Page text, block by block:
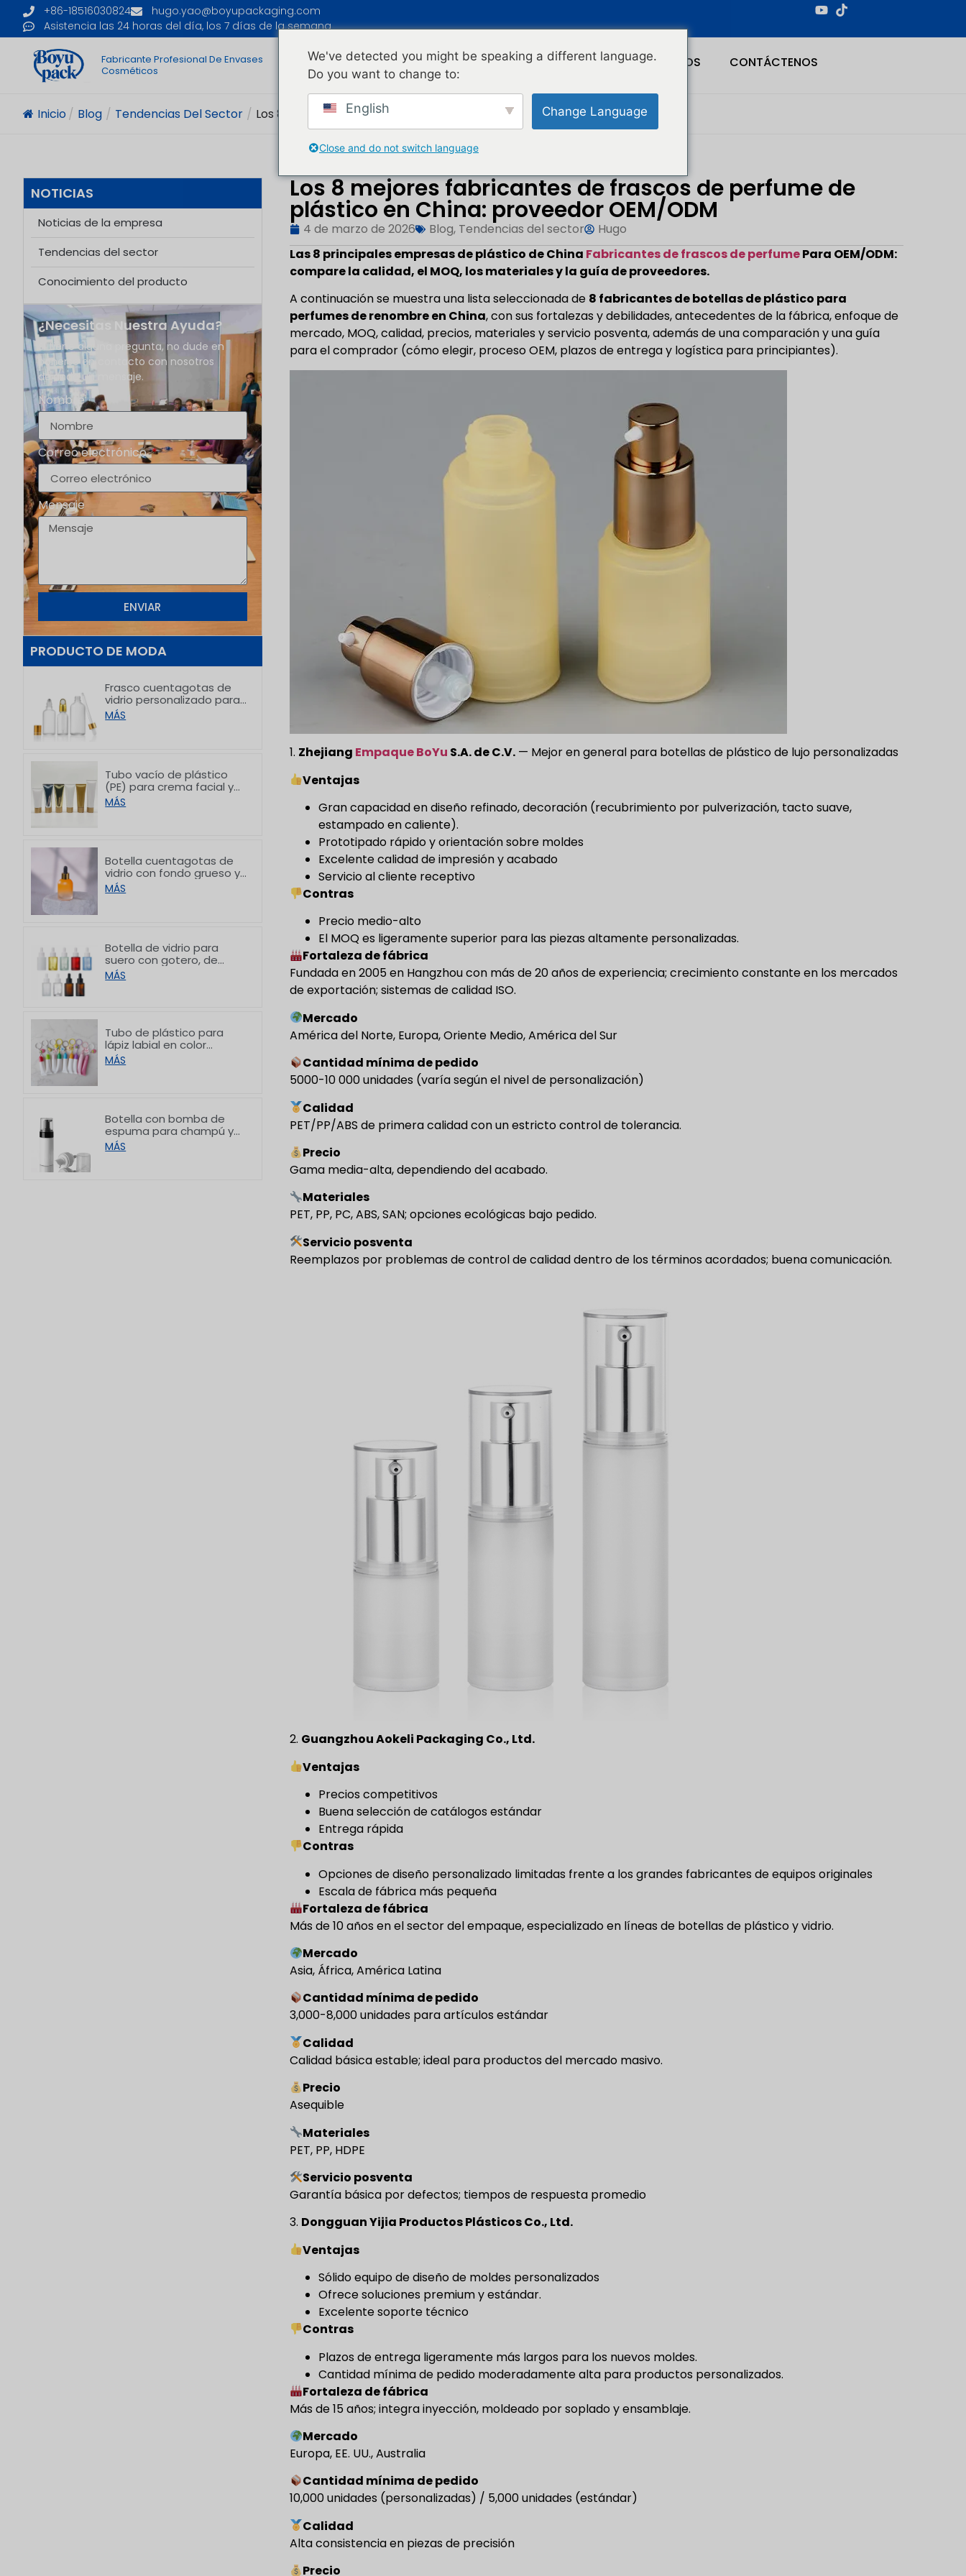
+86-18516030824
hugo.yao@boyupackaging.com
Asistencia las 24 horas del día, los 7 días de la semana
Fabricante Profesional De Envases
Cosméticos
INICIO PRODUCTOS BLOG ACERCA DE NOSOTROS CONTÁCTENOS
Inicio / Blog / Tendencias Del Sector / Los 8 Mejores Plásticos...
NOTICIAS
Noticias de la empresa
Tendencias del sector
Conocimiento del producto
¿Necesitas Nuestra Ayuda?
Si tiene alguna pregunta, no dude en
ponerse en contacto con nosotros
dejando un mensaje.
Nombre
Correo electrónico
Mensaje
ENVIAR
PRODUCTO DE MODA
Frasco cuentagotas de
vidrio personalizado para
aceites esenciales, ideal
para el empaque de
MÁS
Tubo vacío de plástico
(PE) para crema facial y
crema de manos con
tapas de bambú, de
MÁS
Botella cuentagotas de
vidrio con fondo grueso y
diseño gradual
personalizada, de 30 ml
MÁS
Botella de vidrio para
suero con gotero, de
hombro plano y acabado
esmerilado blanco, de
MÁS
Tubo de plástico para
lápiz labial en color
personalizado con
gancho, 8/15 g
MÁS
Botella con bomba de
espuma para champú y
limpiador facial de PET
con hombro plano,
MÁS
Los 8 mejores fabricantes de frascos de perfume de
plástico en China: proveedor OEM/ODM
4 de marzo de 2026 Blog, Tendencias del sector
Hugo
Las 8 principales empresas de plástico de China Fabricantes de frascos de perfumePara OEM/ODM:
compare la calidad, el MOQ, los materiales y la guía de proveedores.
A continuación se muestra una lista seleccionada de 8 fabricantes de botellas de plástico para
perfumes de renombre en China, con sus fortalezas y debilidades, antecedentes de la fábrica, enfoque de
mercado, MOQ, calidad, precios, materiales y servicio posventa, además de una comparación y una guía
para el comprador (cómo elegir, proceso OEM, plazos de entrega y logística para principiantes).
1. Zhejiang Empaque BoYu S.A. de C.V. — Mejor en general para botellas de plástico de lujo personalizadas
Ventajas
Gran capacidad en diseño refinado, decoración (recubrimiento por pulverización, tacto suave,
estampado en caliente).
Prototipado rápido y orientación sobre moldes
Excelente calidad de impresión y acabado
Servicio al cliente receptivo
Contras
Precio medio-alto
El MOQ es ligeramente superior para las piezas altamente personalizadas.
Fortaleza de fábrica
Fundada en 2005 en Hangzhou con más de 20 años de experiencia; crecimiento constante en los mercados
de exportación; sistemas de calidad ISO.
Mercado
América del Norte, Europa, Oriente Medio, América del Sur
Cantidad mínima de pedido
5000-10 000 unidades (varía según el nivel de personalización)
Calidad
PET/PP/ABS de primera calidad con un estricto control de tolerancia.
Precio
Gama media-alta, dependiendo del acabado.
Materiales
PET, PP, PC, ABS, SAN; opciones ecológicas bajo pedido.
Servicio posventa
Reemplazos por problemas de control de calidad dentro de los términos acordados; buena comunicación.
2. Guangzhou Aokeli Packaging Co., Ltd.
Ventajas
Precios competitivos
Buena selección de catálogos estándar
Entrega rápida
Contras
Opciones de diseño personalizado limitadas frente a los grandes fabricantes de equipos originales
Escala de fábrica más pequeña
Fortaleza de fábrica
Más de 10 años en el sector del empaque, especializado en líneas de botellas de plástico y vidrio.
Mercado
Asia, África, América Latina
Cantidad mínima de pedido
3,000-8,000 unidades para artículos estándar
Calidad
Calidad básica estable; ideal para productos del mercado masivo.
Precio
Asequible
Materiales
PET, PP, HDPE
Servicio posventa
Garantía básica por defectos; tiempos de respuesta promedio
3. Dongguan Yijia Productos Plásticos Co., Ltd.
Ventajas
Sólido equipo de diseño de moldes personalizados
Ofrece soluciones premium y estándar.
Excelente soporte técnico
Contras
Plazos de entrega ligeramente más largos para los nuevos moldes.
Cantidad mínima de pedido moderadamente alta para productos personalizados.
Fortaleza de fábrica
Más de 15 años; integra inyección, moldeado por soplado y ensamblaje.
Mercado
Europa, EE. UU., Australia
Cantidad mínima de pedido
10,000 unidades (personalizadas) / 5,000 unidades (estándar)
Calidad
Alta consistencia en piezas de precisión
Precio
We've detected you might be speaking a different language.
Do you want to change to:
English Change Language
Close and do not switch language